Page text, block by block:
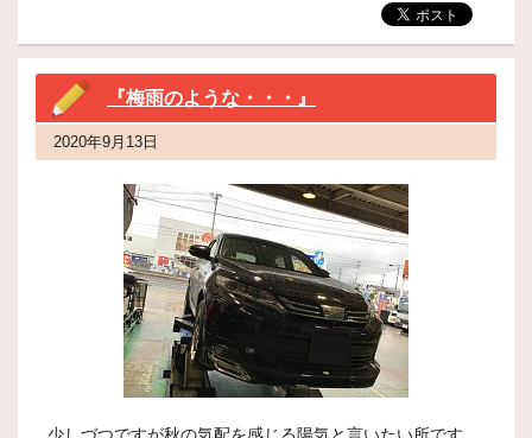
『梅雨のような・・・』
2020年9月13日